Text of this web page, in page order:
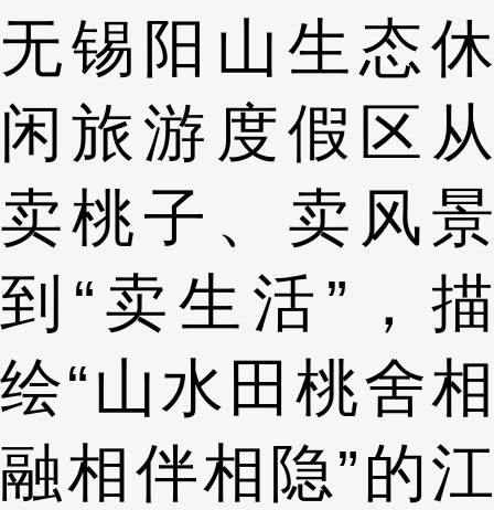
无锡阳山生态休
闲旅游度假区从
卖桃子、卖风景
到“卖生活”，描
绘“山水田桃舍相
融相伴相隐”的江